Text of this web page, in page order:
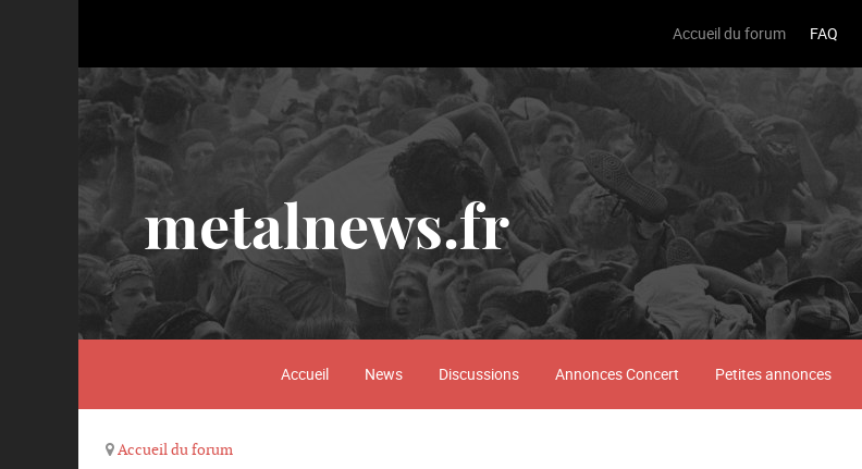
Accueil du forum FAQ
metalnews.fr
Accueil News Discussions Annonces Concert Petites annonces
Accueil du forum